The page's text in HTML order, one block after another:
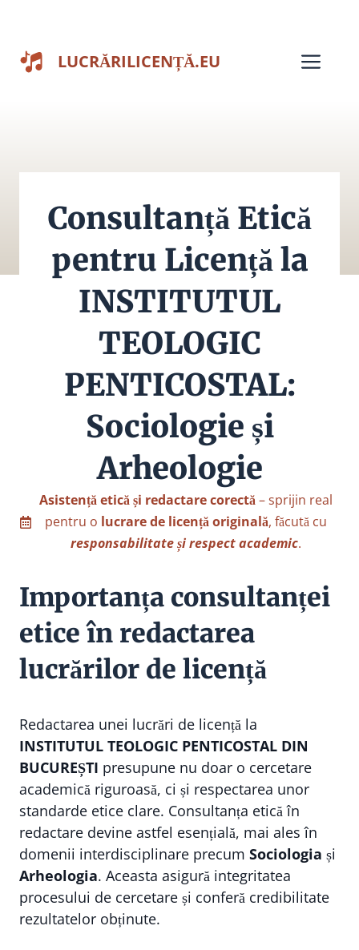
conținut
LUCRĂRILICENȚĂ.EU
Consultanță Etică
pentru Licență la
INSTITUTUL
TEOLOGIC
PENTICOSTAL:
Sociologie și
Arheologie
Asistență etică și redactare corectă– sprijin real
pentru o lucrare de licență originală, făcută cu
responsabilitate și respect academic.
Importanța consultanței
etice în redactarea
lucrărilor de licență
Redactarea unei lucrări de licență la
INSTITUTUL TEOLOGIC PENTICOSTAL DIN
BUCUREȘTI presupune nu doar o cercetare
academică riguroasă, ci și respectarea unor
standarde etice clare. Consultanța etică în
redactare devine astfel esențială, mai ales în
domenii interdisciplinare precum Sociologia și
Arheologia. Aceasta asigură integritatea
procesului de cercetare și conferă credibilitate
rezultatelor obținute.